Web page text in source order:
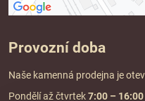
Provozní doba
Naše kamenná prodejna je
Pondělí až čtvrtek7:00 –